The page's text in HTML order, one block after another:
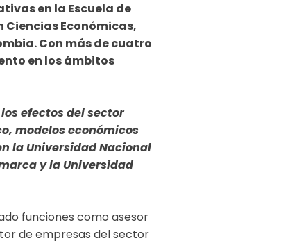
en la Escuela de
Económicas,
Con más de cuatro
en los ámbitos
efectos del sector
modelos económicos
la Universidad Nacional
y la Universidad
funciones como asesor
de empresas del sector